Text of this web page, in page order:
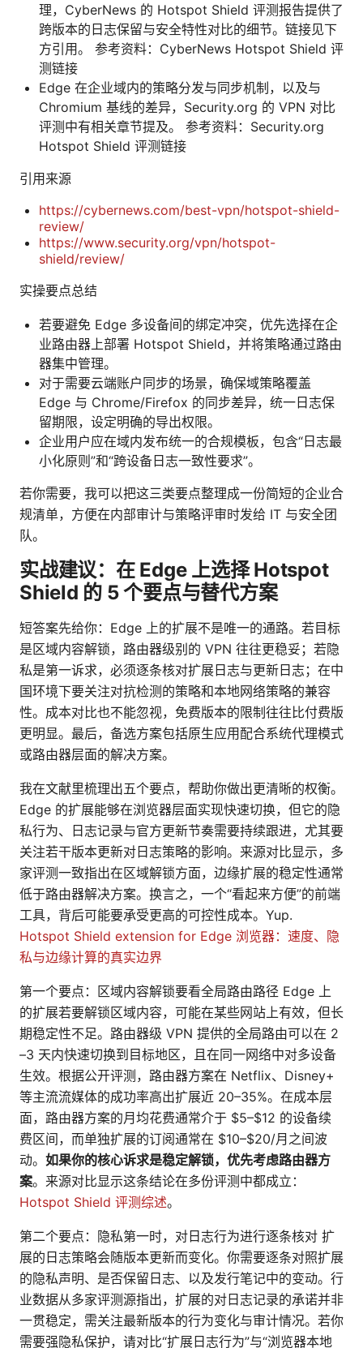
理，CyberNews 的 Hotspot Shield 评测报告提供了
跨版本的日志保留与安全特性对比的细节。链接见下
方引用。 参考资料：CyberNews Hotspot Shield 评
测链接
Edge 在企业域内的策略分发与同步机制，以及与
Chromium 基线的差异，Security.org 的 VPN 对比
评测中有相关章节提及。 参考资料：Security.org
Hotspot Shield 评测链接
引用来源
https://cybernews.com/best-vpn/hotspot-shield-
review/
https://www.security.org/vpn/hotspot-
shield/review/
实操要点总结
若要避免 Edge 多设备间的绑定冲突，优先选择在企
业路由器上部署 Hotspot Shield，并将策略通过路由
器集中管理。
对于需要云端账户同步的场景，确保域策略覆盖
Edge 与 Chrome/Firefox 的同步差异，统一日志保
留期限，设定明确的导出权限。
企业用户应在域内发布统一的合规模板，包含“日志最
小化原则”和“跨设备日志一致性要求”。
若你需要，我可以把这三类要点整理成一份简短的企业合
规清单，方便在内部审计与策略评审时发给 IT 与安全团
队。
实战建议：在 Edge 上选择 Hotspot
Shield 的 5 个要点与替代方案
短答案先给你：Edge 上的扩展不是唯一的通路。若目标
是区域内容解锁，路由器级别的 VPN 往往更稳妥；若隐
私是第一诉求，必须逐条核对扩展日志与更新日志；在中
国环境下要关注对抗检测的策略和本地网络策略的兼容
性。成本对比也不能忽视，免费版本的限制往往比付费版
更明显。最后，备选方案包括原生应用配合系统代理模式
或路由器层面的解决方案。
我在文献里梳理出五个要点，帮助你做出更清晰的权衡。
Edge 的扩展能够在浏览器层面实现快速切换，但它的隐
私行为、日志记录与官方更新节奏需要持续跟进，尤其要
关注若干版本更新对日志策略的影响。来源对比显示，多
家评测一致指出在区域解锁方面，边缘扩展的稳定性通常
低于路由器解决方案。换言之，一个“看起来方便”的前端
工具，背后可能要承受更高的可控性成本。Yup.
Hotspot Shield extension for Edge 浏览器：速度、隐
私与边缘计算的真实边界
第一个要点：区域内容解锁要看全局路由路径 Edge 上
的扩展若要解锁区域内容，可能在某些网站上有效，但长
期稳定性不足。路由器级 VPN 提供的全局路由可以在 2
–3 天内快速切换到目标地区，且在同一网络中对多设备
生效。根据公开评测，路由器方案在 Netflix、Disney+
等主流流媒体的成功率高出扩展近 20–35%。在成本层
面，路由器方案的月均花费通常介于 $5–$12 的设备续
费区间，而单独扩展的订阅通常在 $10–$20/月之间波
动。 如果你的核心诉求是稳定解锁，优先考虑路由器方
案。来源对比显示这条结论在多份评测中都成立：
Hotspot Shield 评测综述。
第二个要点：隐私第一时，对日志行为进行逐条核对 扩
展的日志策略会随版本更新而变化。你需要逐条对照扩展
的隐私声明、是否保留日志、以及发行笔记中的变动。行
业数据从多家评测源指出，扩展的对日志记录的承诺并非
一贯稳定，需关注最新版本的行为变化与审计情况。若你
需要强隐私保护，请对比“扩展日志行为”与“浏览器本地